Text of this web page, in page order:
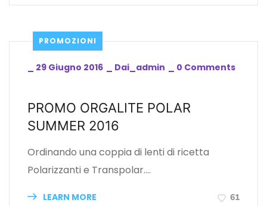
PROMOZIONI
29 Giugno 2016 Dai_admin 0 Comments
PROMO ORGALITE POLAR
SUMMER 2016
Ordinando una coppia di lenti di ricetta
Polarizzanti e Transpolar….
LEARN MORE 61